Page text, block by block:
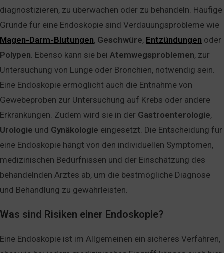
diagnostizieren, zu überwachen oder zu behandeln. Häufige
Gründe für eine Endoskopie sind Verdauungsprobleme wie
Magen-Darm-Blutungen, Geschwüre, Entzündungen oder
Polypen. Ebenso kann sie bei Atemwegsproblemen, zur
Untersuchung von Lunge oder Bronchien, notwendig sein.
Eine Endoskopie ermöglicht auch die Entnahme von
Gewebeproben zur Untersuchung auf Krebs oder andere
Erkrankungen. Zudem wird sie in der Gastroenterologie,
Urologie und Gynäkologie eingesetzt. Die Entscheidung für
eine Endoskopie hängt von den individuellen Symptomen,
medizinischen Bedürfnissen und der Einschätzung des
behandelnden Arztes ab, um die bestmögliche Diagnose
und Behandlung zu gewährleisten.
Was sind Risiken einer Endoskopie?
Eine Endoskopie ist im Allgemeinen ein sicheres Verfahren,